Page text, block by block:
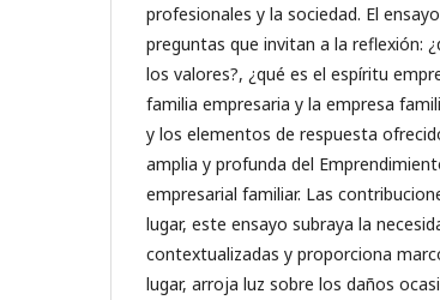
profesionales y la sociedad. El
preguntas que invitan a la reflexión:
los valores?, ¿qué es el espíritu
familia empresaria y la empresa
y los elementos de respuesta
amplia y profunda del
empresarial familiar. Las
lugar, este ensayo subraya la
contextualizadas y proporciona
lugar, arroja luz sobre los daños